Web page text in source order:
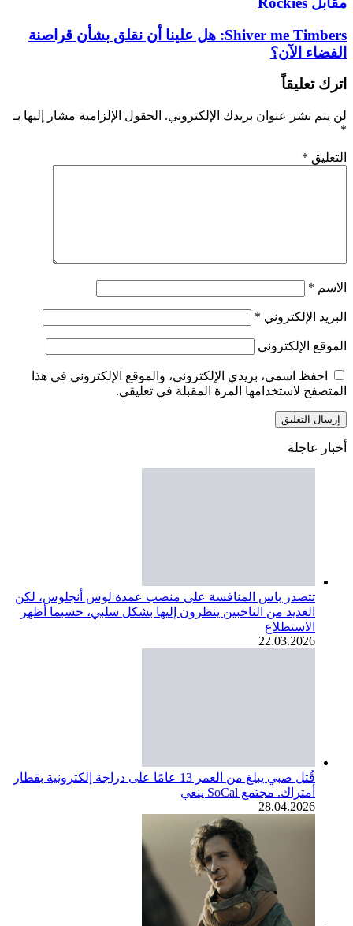
Shiver me Timbers: هل علينا أن نقلق بشأن قراصنة
الفضاء الآن؟
اترك تعليقاً
لن يتم نشر عنوان بريدك الإلكتروني. الحقول الإلزامية مشار إليها بـ
*
التعليق *
الاسم *
البريد الإلكتروني *
الموقع الإلكتروني
احفظ اسمي، بريدي الإلكتروني، والموقع الإلكتروني في هذا
المتصفح لاستخدامها المرة المقبلة في تعليقي.
أخبار عاجلة
تتصدر باس المنافسة على منصب عمدة لوس أنجلوس، لكن
العديد من الناخبين ينظرون إليها بشكل سلبي، حسبما أظهر
الاستطلاع
22.03.2026
قُتل صبي يبلغ من العمر 13 عامًا على دراجة إلكترونية بقطار
أمتراك. مجتمع SoCal ينعي
28.04.2026